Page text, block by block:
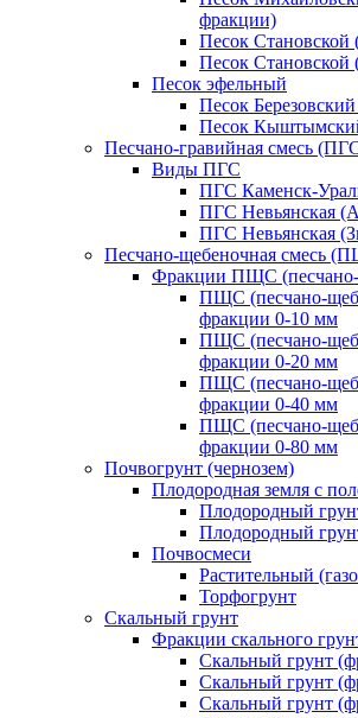
фракции)
Песок
Песок Становской
Песок эфельный
Песок
Песок
Песчано-гравийная смесь
Виды ПГС
ПГС Каменск-
ПГС Невьянская
ПГС Невьянская
Песчано-щебеночная смесь
Фракции ПЩС (песчано-
ПЩС (песчано-
фракции 0-10 мм
ПЩС (песчано-
фракции 0-20 мм
ПЩС (песчано-
фракции 0-40 мм
ПЩС (песчано-
фракции 0-80 мм
Почвогрунт (чернозем)
Плодородная земля с
Плодородный
Плодородный
Почвосмеси
Растительный
Торфогрунт
Скальный грунт
Фракции скального
Скальный грунт
Скальный грунт
Скальный грунт